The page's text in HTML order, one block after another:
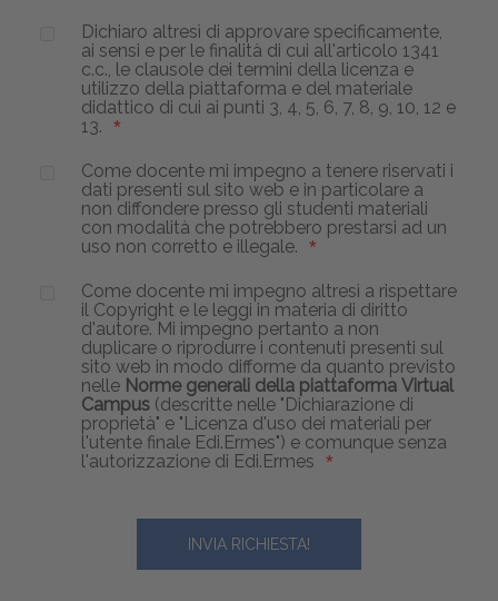
Dichiaro altresì di approvare specificamente,
ai sensi e per le finalità di cui all'articolo 1341
c.c., le clausole dei termini della licenza e
utilizzo della piattaforma e del materiale
didattico di cui ai punti 3, 4, 5, 6, 7, 8, 9, 10, 12 e
13.
Come docente mi impegno a tenere riservati i
dati presenti sul sito web e in particolare a
non diffondere presso gli studenti materiali
con modalità che potrebbero prestarsi ad un
uso non corretto e illegale.
Come docente mi impegno altresì a rispettare
il Copyright e le leggi in materia di diritto
d'autore. Mi impegno pertanto a non
duplicare o riprodurre i contenuti presenti sul
sito web in modo difforme da quanto previsto
nelle Norme generali della piattaforma Virtual
Campus(descritte nelle "Dichiarazione di
proprietà" e "Licenza d'uso dei materiali per
l'utente finale Edi.Ermes") e comunque senza
l'autorizzazione di Edi.Ermes